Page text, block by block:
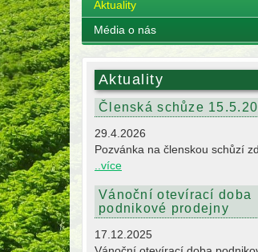
Aktuality
Média o nás
Aktuality
Členská schůze
29.4.2026
Pozvánka na členskou schůzí
..více
Vánoční otevírací doba
podnikové prodejny
17.12.2025